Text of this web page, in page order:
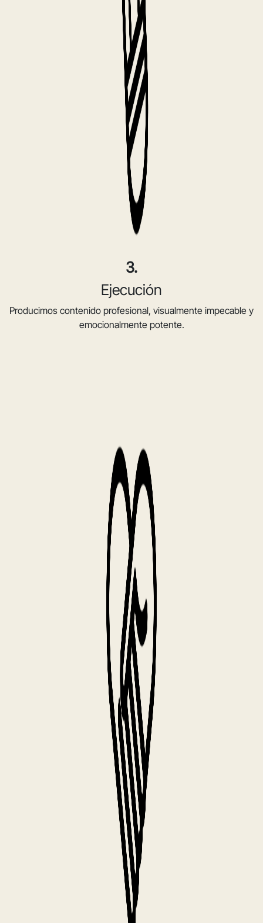
3.
Ejecución
Producimos contenido profesional, visualmente impecable y
emocionalmente potente.